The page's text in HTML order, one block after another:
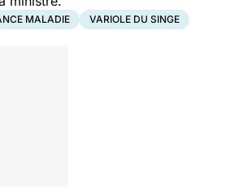
MALADIE VARIOLE DU SINGE